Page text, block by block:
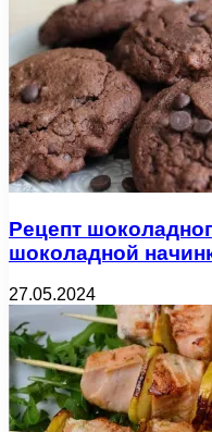
Рецепт
шоколадной
27.05.2024